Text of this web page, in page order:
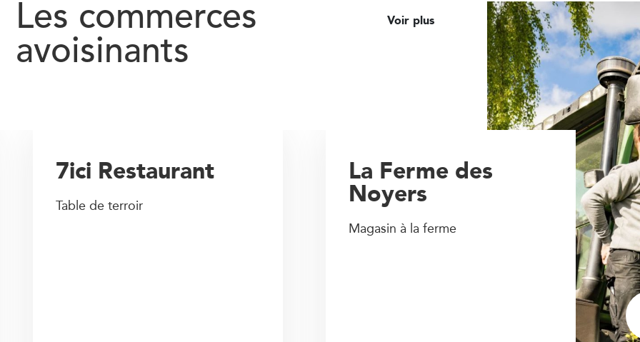
Les commerces
avoisinants
Voir plus
La Ferme des
Noyers
Magasin à la ferme
7ici Restaurant
Table de terroir